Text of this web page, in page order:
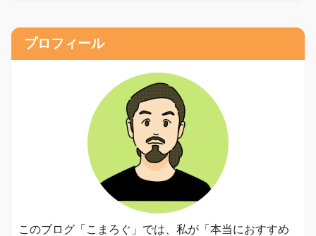
プロフィール
このブログ「こまろぐ」では、私が「本当におすすめ